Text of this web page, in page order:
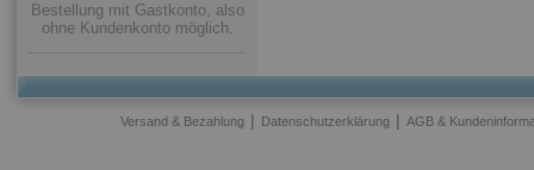
Bestellung mit Gastkonto, also
ohne Kundenkonto möglich.
Versand & Bezahlung | Datenschutzerklärung | AGB &